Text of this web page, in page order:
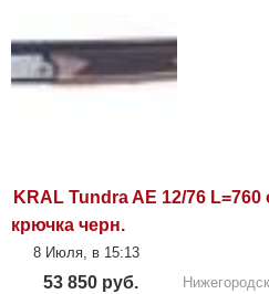
KRAL Tundra AE 12/76 L=760
крючка черн.
8 Июля, в 15:13
53 850 руб.